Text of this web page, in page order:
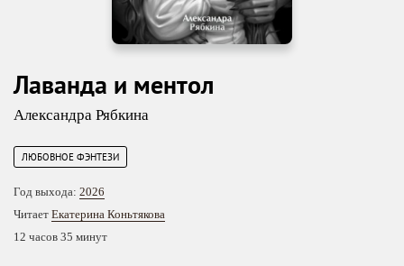
Лаванда и ментол
Александра Рябкина
ЛЮБОВНОЕ ФЭНТЕЗИ
Год выхода: 2026
Читает Екатерина Коньтякова
12 часов 35 минут